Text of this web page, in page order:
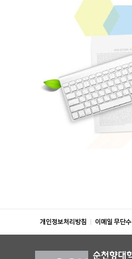
개인정보처리방침 이메일 무단